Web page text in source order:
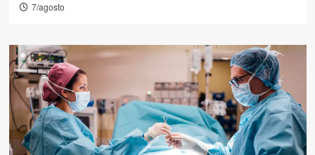
7/agosto